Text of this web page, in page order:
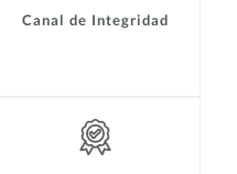
Canal de Integridad